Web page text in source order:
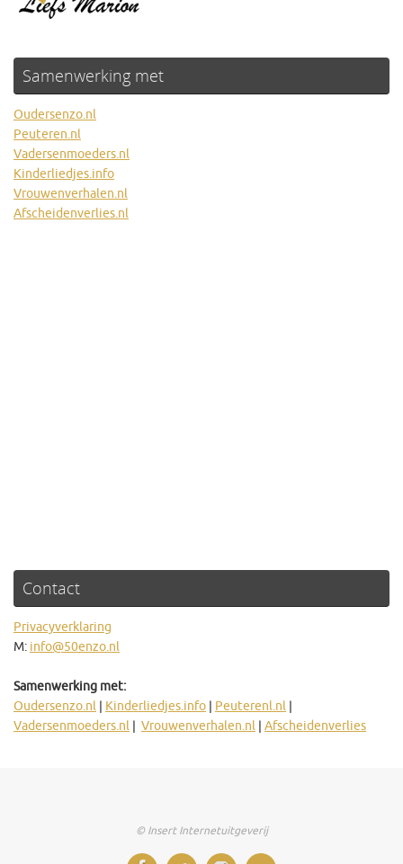
Samenwerking met
Oudersenzo.nl
Peuteren.nl
Vadersenmoeders.nl
Kinderliedjes.info
Vrouwenverhalen.nl
Afscheidenverlies.nl
Contact
Privacyverklaring
M: info@50enzo.nl
Samenwerking met:
Oudersenzo.nl | Kinderliedjes.info | Peuterenl.nl |
Vadersenmoeders.nl | Vrouwenverhalen.nl | Afscheidenverlies
© Insert Internetuitgeverij